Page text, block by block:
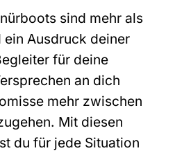
sind mehr als
ein Ausdruck deiner
für deine
an dich
mehr zwischen
Mit diesen
du für jede Situation